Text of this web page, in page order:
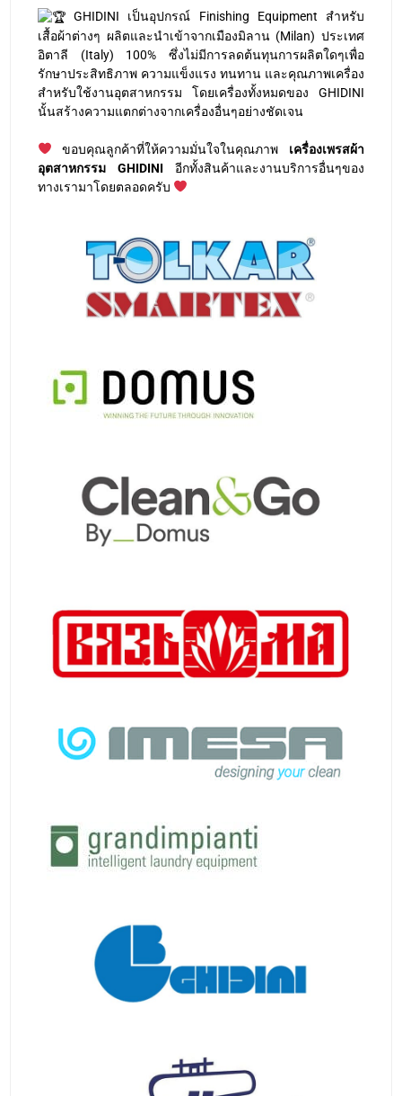
GHIDINI เป็นอุปกรณ์ Finishing Equipment สำหรับ
เสื้อผ้าต่างๆ ผลิตและนำเข้าจากเมืองมิลาน (Milan) ประเทศ
อิตาลี (Italy) 100% ซึ่งไม่มีการลดต้นทุนการผลิตใดๆเพื่อ
รักษาประสิทธิภาพ ความแข็งแรง ทนทาน และคุณภาพเครื่อง
สำหรับใช้งานอุตสาหกรรม โดยเครื่องทั้งหมดของ GHIDINI
นั้นสร้างความแตกต่างจากเครื่องอื่นๆอย่างชัดเจน
ขอบคุณลูกค้าที่ให้ความมั่นใจในคุณภาพ เครื่องเพรสผ้า
อุตสาหกรรม GHIDINI อีกทั้งสินค้าและงานบริการอื่นๆของ
ทางเรามาโดยตลอดครับ